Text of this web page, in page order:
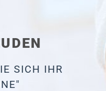
SICH IHR